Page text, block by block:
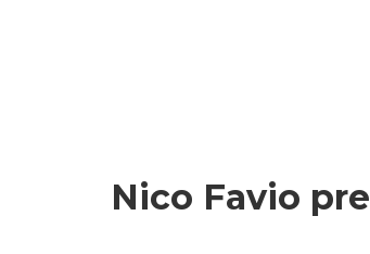
Nico Favio